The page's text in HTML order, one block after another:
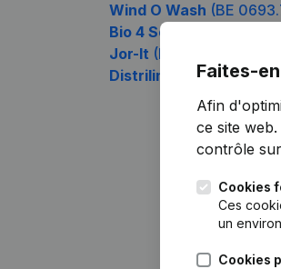
Wind O Wash (BE
Bio 4 Seasons
Jor-It (BE 0693.788.738)
Distrilink Europe(BE
Faites-
Afin
ce site web.
contrôle
Cookies
Ces
un
Cookies